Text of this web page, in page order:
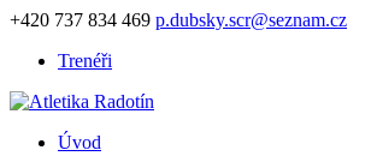
+420 737 834 469 p.dubsky.scr@seznam.cz
Trenéři
Úvod